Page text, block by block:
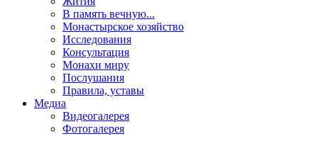
В память вечную...
Монастырское хозяйство
Исследования
Консультация
Монахи миру
Послушания
Правила, уставы
Медиа
Видеогалерея
Фотогалерея